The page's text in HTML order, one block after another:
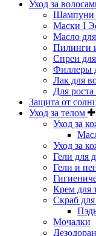
Уход за
Шампуни
Маски I
Масло
Пилинги
Спреи
Филлеры
Лак для
Для
Защита от
Уход за телом
Уход за
Уход за
Гели для
Гели и
Крем для
Скраб для
Мочалки